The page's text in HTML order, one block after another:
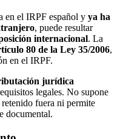
en el IRPF español y ya ha
, puede resultar
internacional. La
80 de la Ley 35/2006,
en el IRPF.
jurídica
legales. No supone
fuera ni permite
documental.